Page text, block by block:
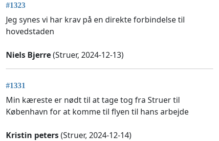
#1323
Jeg synes vi har krav på en direkte forbindelse til
hovedstaden
Niels Bjerre(Struer, 2024-12-13)
#1331
Min kæreste er nødt til at tage tog fra Struer til
København for at komme til flyen til hans arbejde
Kristin peters(Struer, 2024-12-14)